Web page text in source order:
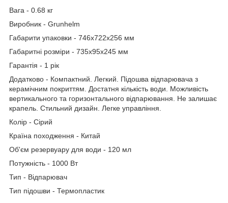
Вага - 0.68 кг
Виробник - Grunhelm
Габарити упаковки - 746х722х256 мм
Габаритні розміри - 735х95х245 мм
Гарантія - 1 рік
Додатково - Компактний. Легкий. Підошва відпарювача з
керамічним покриттям. Достатня кількість води. Можливість
вертикального та горизонтального відпарювання. Не залишає
крапель. Стильний дизайн. Легке управління.
Колір - Сірий
Країна походження - Китай
Об'єм резервуару для води - 120 мл
Потужність - 1000 Вт
Тип - Відпарювач
Тип підошви - Термопластик